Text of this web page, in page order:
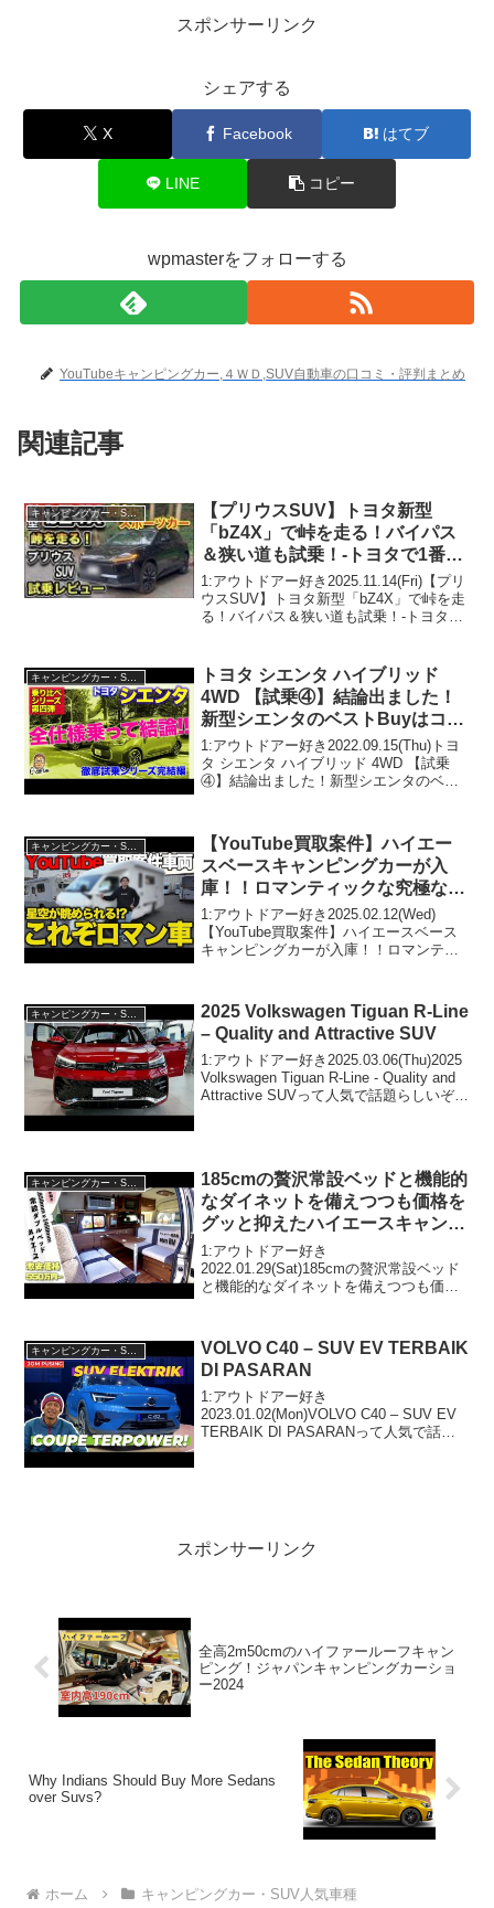
スポンサーリンク
シェアする
X Facebook はてブ
LINE コピー
wpmasterをフォローする
YouTubeキャンピングカー,４ＷＤ,SUV自動車の口コミ・評判まとめ
関連記事
キャンピングカー・SUV人気車種
【プリウスSUV】トヨタ新型
「bZ4X」で峠を走る！バイパス
＆狭い道も試乗！-トヨタで1番楽
しいSUV-
1:アウトドアー好き2025.11.14(Fri)【プリ
ウスSUV】トヨタ新型「bZ4X」で峠を走
る！バイパス＆狭い道も試乗！-トヨタで
き2025.11.14(Fr...
キャンピングカー・SUV人気車種
トヨタ シエンタ ハイブリッド
4WD 【試乗④】結論出ました！
新型シエンタのベストBuyはコ
レ!! E-CarLife with 五味やすたか
1:アウトドアー好き2022.09.15(Thu)トヨ
タ シエンタ ハイブリッド 4WD 【試乗
④】結論出ました！新型シエンタのベス
で！！2:ア...
【YouTube買取案件】ハイエー
スベースキャンピングカーが入
庫！！ロマンティックな究極なキ
ャンピングカーを業界最前線のキ
ャンピングカー社長に紹介しても
らいました！
1:アウトドアー好き2025.02.12(Wed)
【YouTube買取案件】ハイエースベース
キャンピングカーが入庫！！ロマンティ
もらいました！って人気で話題らしい
ぞ、見...
キャンピングカー・SUV人気車種
2025 Volkswagen Tiguan R-Line
– Quality and Attractive SUV
1:アウトドアー好き2025.03.06(Thu)2025
Volkswagen Tiguan R-Line - Quality and
Attractive SUVって人気で話題らしいぞ、
185cmの贅沢常設ベッドと機能的
なダイネットを備えつつも価格を
グッと抑えたハイエースキャンピ
ングカー【rem BV】をどこより
も詳しく紹介！
1:アウトドアー好き
2022.01.29(Sat)185cmの贅沢常設ベッド
と機能的なダイネットを備えつつも価格
介！って人気で話題らしいぞ、見逃さな
いで！！2:アウ...
キャンピングカー・SUV人気車種
VOLVO C40 – SUV EV TERBAIK
DI PASARAN
1:アウトドアー好き
2023.01.02(Mon)VOLVO C40 – SUV EV
TERBAIK DI PASARANって人気で話題
スポンサーリンク
全高2m50cmのハイファールーフキャン
ピング！ジャパンキャンピングカーショ
ー2024
Why Indians Should Buy More Sedans
over Suvs?
ホーム キャンピングカー・SUV人気車種